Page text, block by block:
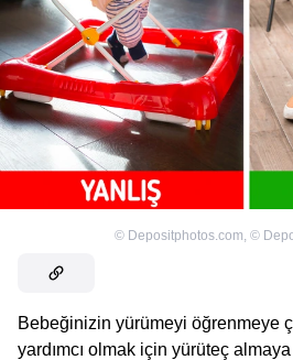
© Depositphotos.com ©
Bebeğinizin yürümeyi öğrenmeye
yardımcı olmak için yürüteç